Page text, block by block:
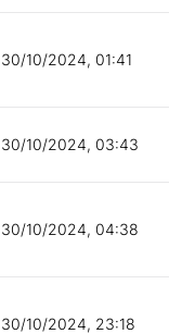
30/10/2024, 01:41
30/10/2024, 03:43
30/10/2024, 04:38
30/10/2024, 23:18